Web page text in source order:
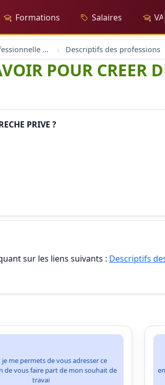
Formations Salaires VAE
Orientation professionnelle et professionnel Descriptifs des professions
POUR CREER
PRIVE ?
sur les liens suivants : Descriptifs
je me permets de vous adresser ce
de vous faire part de mon souhait de
travai